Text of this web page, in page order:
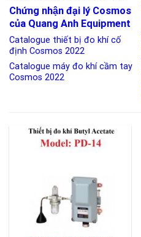
Chứng nhận đại lý Cosmos
của Quang Anh Equipment
Catalogue thiết bị đo khí cố
định Cosmos 2022
Catalogue máy đo khí cầm tay
Cosmos 2022